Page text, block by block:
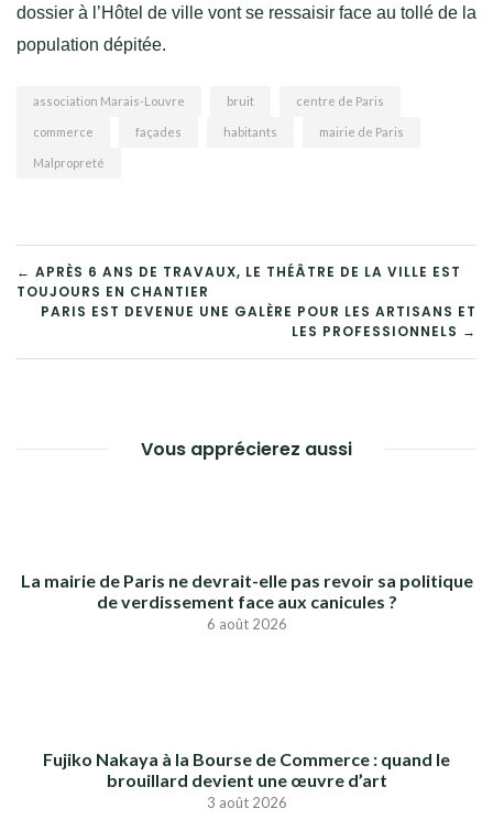
dossier à l’Hôtel de ville vont se ressaisir face au tollé de la
population dépitée.
association Marais-Louvre bruit centre de Paris
commerce façades habitants mairie de Paris
Malpropreté
NAVIGATION
DE
L’ARTICLE
← APRÈS 6 ANS DE TRAVAUX, LE THÉÂTRE DE LA VILLE EST
TOUJOURS EN CHANTIER
PARIS EST DEVENUE UNE GALÈRE POUR LES ARTISANS ET
LES PROFESSIONNELS →
Vous apprécierez aussi
La mairie de Paris ne devrait-elle pas revoir sa politique
de verdissement face aux canicules ?
6 août 2026
Fujiko Nakaya à la Bourse de Commerce : quand le
brouillard devient une œuvre d’art
3 août 2026